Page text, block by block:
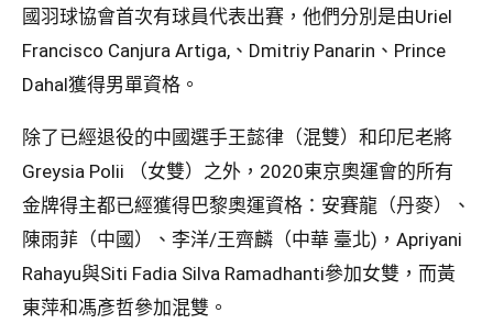
國羽球協會首次有球員代表出賽，他們分別是由Uriel
Francisco Canjura Artiga,、Dmitriy Panarin、Prince
Dahal獲得男單資格。
除了已經退役的中國選手王懿律（混雙）和印尼老將
Greysia Polii （女雙）之外，2020東京奧運會的所有
金牌得主都已經獲得巴黎奧運資格：安賽龍（丹麥）、
陳雨菲（中國）、李洋/王齊麟（中華 臺北)，Apriyani
Rahayu與Siti Fadia Silva Ramadhanti參加女雙，而黃
東萍和馮彥哲參加混雙。